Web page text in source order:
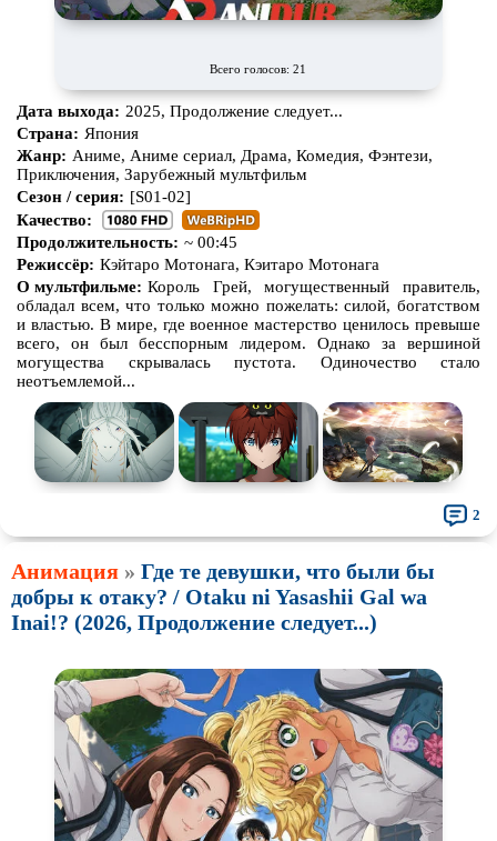
Всего голосов: 21
Дата выхода: 2025, Продолжение следует...
Страна: Япония
Жанр: Аниме, Аниме сериал, Драма, Комедия, Фэнтези,
Приключения, Зарубежный мультфильм
Сезон / серия: [S01-02]
Качество:
Продолжительность: ~ 00:45
Режиссёр: Кэйтаро Мотонага, Кэитаро Мотонага
О мультфильме: Король Грей, могущественный правитель,
обладал всем, что только можно пожелать: силой, богатством
и властью. В мире, где военное мастерство ценилось превыше
всего, он был бесспорным лидером. Однако за вершиной
могущества скрывалась пустота. Одиночество стало
неотъемлемой...
2
Анимация » Где те девушки, что были бы
добры к отаку? / Otaku ni Yasashii Gal wa
Inai!? (2026, Продолжение следует...)